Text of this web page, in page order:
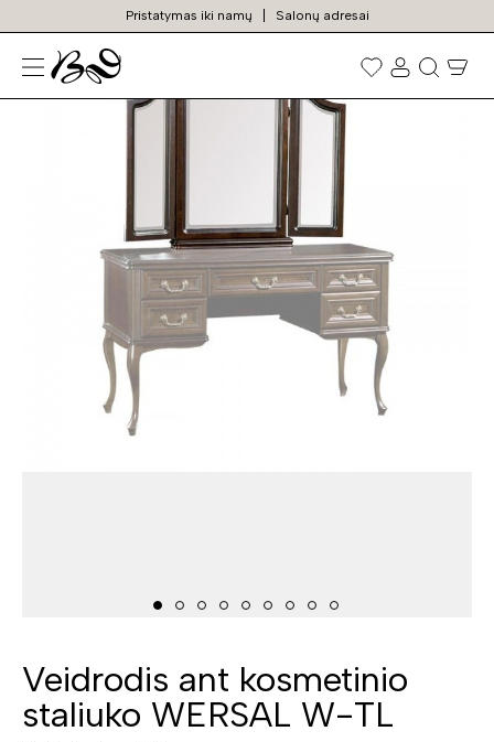
Pristatymas iki namų Salonų adresai
Prekių
paieška
TOP
Veidrodis ant kosmetinio
staliuko WERSAL W-TL